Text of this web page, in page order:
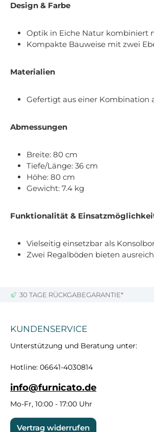
Design & Farbe
Optik in Eiche Natur kombiniert
Kompakte Bauweise mit zwei
Materialien
Gefertigt aus einer Kombination
Abmessungen
Breite: 80 cm
Tiefe/Länge: 36 cm
Höhe: 80 cm
Gewicht: 7.4 kg
Funktionalität &
Vielseitig einsetzbar als
Zwei Regalböden bieten
30 TAGE RÜCKGABEGARANTIE*
KUNDENSERVICE
Unterstützung und Beratung unter:
Hotline: 06641-4030814
info@furnicato.de
Mo-Fr, 10:00 - 17:00 Uhr
Vertrag widerrufen